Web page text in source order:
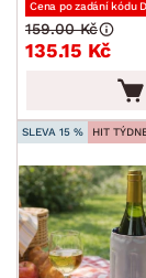
Cena po zadání kódu
135.15 Kč
159.00 Kč
SLEVA 15 % HIT